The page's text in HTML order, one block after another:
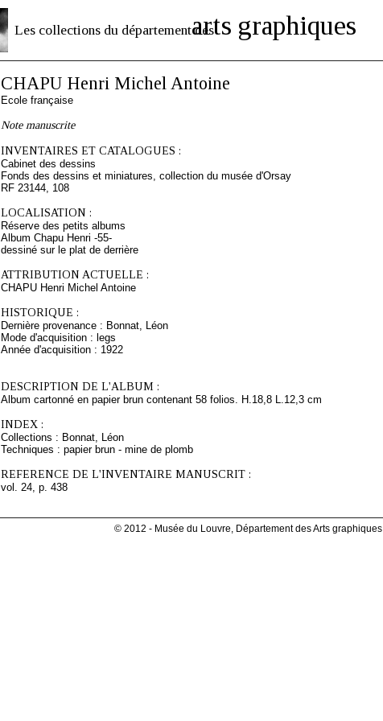
Les collections du département desarts graphiques
CHAPU Henri Michel Antoine
Ecole française
Note manuscrite
INVENTAIRES ET CATALOGUES :
Cabinet des dessins
Fonds des dessins et miniatures, collection du musée d'Orsay
RF 23144, 108
LOCALISATION :
Réserve des petits albums
Album Chapu Henri -55-
dessiné sur le plat de derrière
ATTRIBUTION ACTUELLE :
CHAPU Henri Michel Antoine
HISTORIQUE :
Dernière provenance : Bonnat, Léon
Mode d'acquisition : legs
Année d'acquisition : 1922
DESCRIPTION DE L'ALBUM :
Album cartonné en papier brun contenant 58 folios. H.18,8 L.12,3 cm
INDEX :
Collections : Bonnat, Léon
Techniques : papier brun - mine de plomb
REFERENCE DE L'INVENTAIRE MANUSCRIT :
vol. 24, p. 438
© 2012 - Musée du Louvre, Département des Arts graphiques